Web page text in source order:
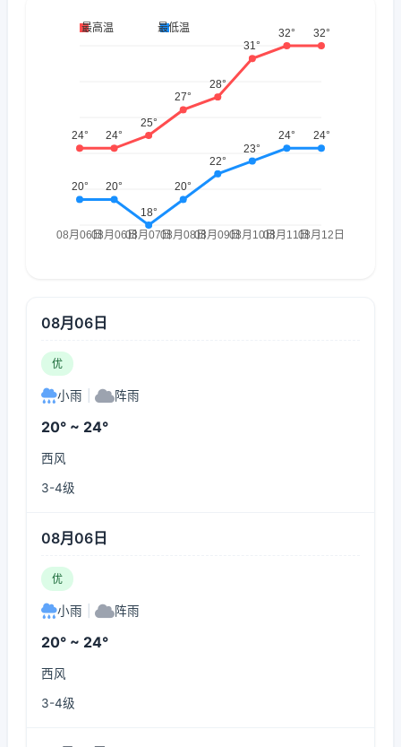
08月06日
优
小雨 阵雨
20° ~ 24°
西风
3-4级
08月06日
优
小雨 阵雨
20° ~ 24°
西风
3-4级